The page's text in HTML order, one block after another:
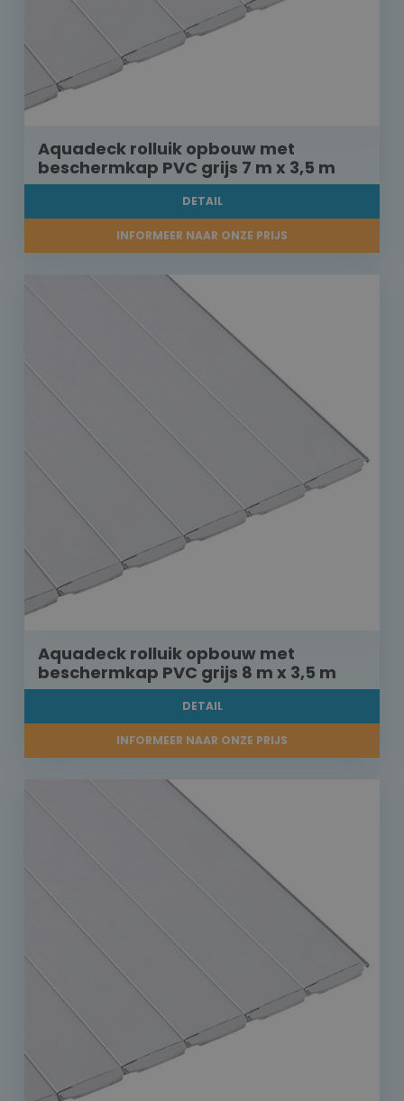
Aquadeck rolluik opbouw met
beschermkap PVC grijs 7 m x 3,5 m
DETAIL
INFORMEER NAAR ONZE PRIJS
Aquadeck rolluik opbouw met
beschermkap PVC grijs 8 m x 3,5 m
DETAIL
INFORMEER NAAR ONZE PRIJS